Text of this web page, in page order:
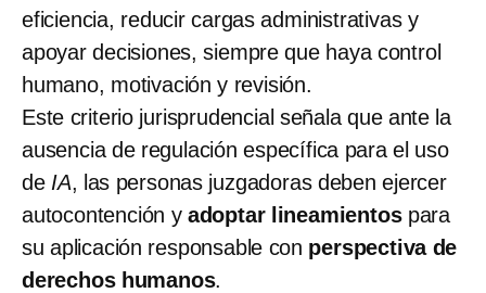
eficiencia, reducir cargas administrativas y
apoyar decisiones, siempre que haya control
humano, motivación y revisión.
Este criterio jurisprudencial señala que ante la
ausencia de regulación específica para el uso
de IA, las personas juzgadoras deben ejercer
autocontención y adoptar lineamientospara
su aplicación responsable con perspectiva de
derechos humanos.